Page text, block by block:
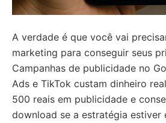
A verdade é que você vai
marketing para conseguir seus
Campanhas de publicidade no
Ads e TikTok custam dinheiro
500 reais em publicidade e
download se a estratégia estiver